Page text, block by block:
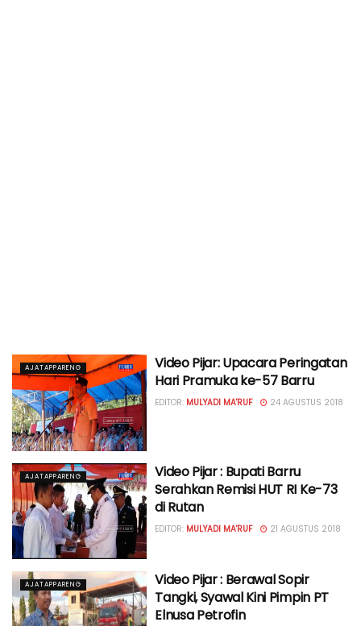
AJATAPPARENG
Video Pijar: Upacara Peringatan
Hari Pramuka ke-57 Barru
EDITOR: MULYADI MA'RUF 24 AGUSTUS 2018
AJATAPPARENG
Video Pijar : Bupati Barru
Serahkan Remisi HUT RI Ke-73
di Rutan
EDITOR: MULYADI MA'RUF 21 AGUSTUS 2018
AJATAPPARENG
Video Pijar : Berawal Sopir
Tangki, Syawal Kini Pimpin PT
Elnusa Petrofin